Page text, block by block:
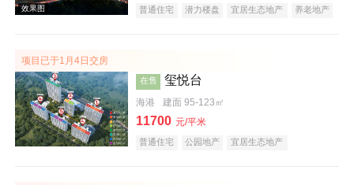
普通住宅 潜力楼盘 宜居生态地产
养老地产
项目已于1月4日交房
在售 玺悦台
海港 建面 95-123㎡
11700 元/平米
普通住宅 公园地产 宜居生态地产